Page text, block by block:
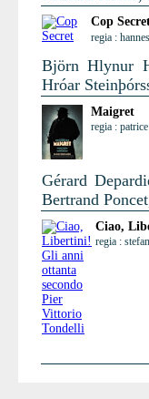
Cop
regia :
Björn Hlynur
Hróar
Maigret
regia :
Gérard
Bertrand
Ciao,
regia :